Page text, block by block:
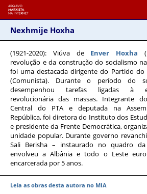
Nexhmije Hoxha
(1921-2020): Viúva de Enver Hoxha
revolução e da construção do socialismo
foi uma destacada dirigente do Partido do
(Comunista). Durante o período do
desempenhou tarefas ligadas à
revolucionária das massas. Integrante
Central do PTA e deputada na
República, foi diretora do Instituto dos
e presidente da Frente Democrática,
unidade popular. Durante governo
Sali Berisha – instaurado no quadro da
envolveu a Albânia e todo o Leste
encarcerada por 5 anos.
Leia as obras desta autora no MIA